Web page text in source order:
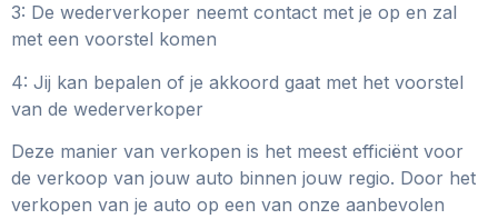
3: De wederverkoper neemt contact met je op en zal
met een voorstel komen
4: Jij kan bepalen of je akkoord gaat met het voorstel
van de wederverkoper
Deze manier van verkopen is het meest efficiënt voor
de verkoop van jouw auto binnen jouw regio. Door het
verkopen van je auto op een van onze aanbevolen